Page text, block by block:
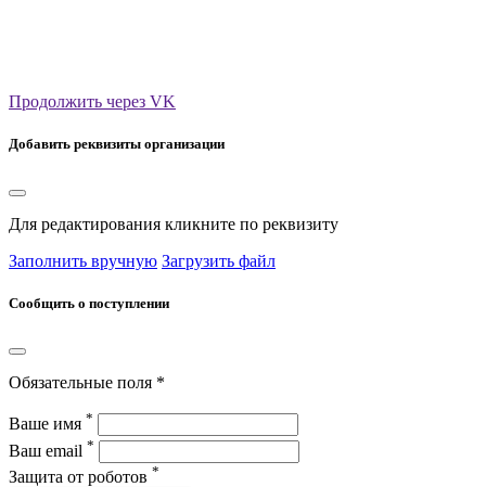
Продолжить через VK
Добавить реквизиты организации
Для редактирования кликните по реквизиту
Заполнить вручную Загрузить файл
Сообщить о поступлении
Обязательные поля *
Ваше имя *
Ваш email *
Защита от роботов *